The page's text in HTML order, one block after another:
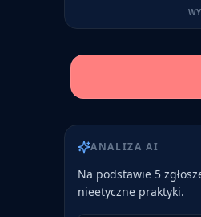
ANALIZA AI
Na podstawie 5
nieetyczne praktyki.